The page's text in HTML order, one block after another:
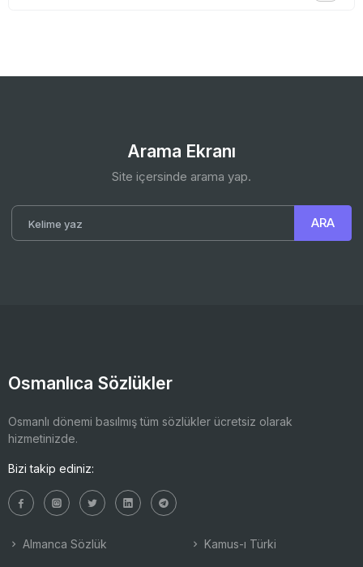
Arama Ekranı
Site içersinde arama yap.
Osmanlıca Sözlükler
Osmanlı dönemi basılmış tüm sözlükler ücretsiz olarak
hizmetinizde.
Bizi takip ediniz:
Almanca Sözlük Kamus-ı Türki